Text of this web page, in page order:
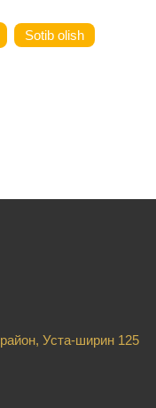
Sotib olish
Уста-ширин 125